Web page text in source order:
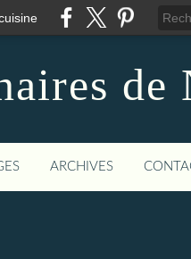
de
ARCHIVES